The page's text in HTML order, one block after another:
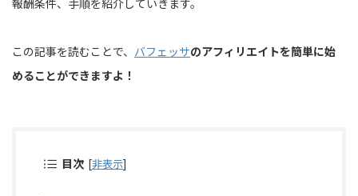
この記事を読むことで、 バフェッサのアフィリエイトを簡単に始
めることができますよ！
目次 [非表示]